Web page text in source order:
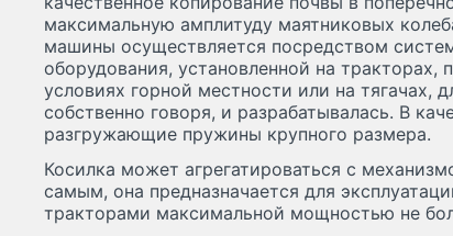
максимальную амплитуду маятниковых
машины осуществляется посредством
оборудования, установленной на тракторах,
условиях горной местности или на тягачах,
собственно говоря, и разрабатывалась. В
разгружающие пружины крупного размера.
Косилка может агрегатироваться с
самым, она предназначается для
тракторами максимальной мощностью не